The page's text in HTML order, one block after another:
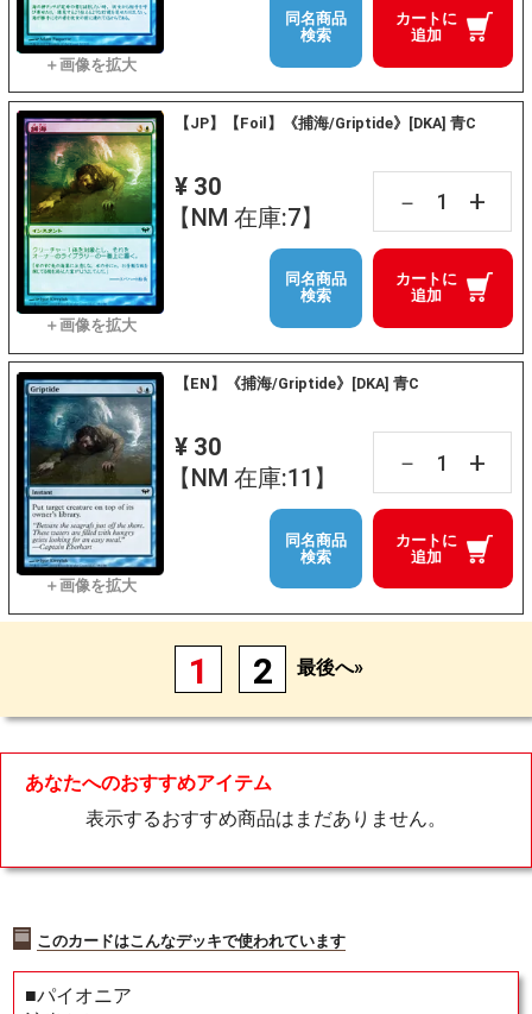
カートに
追加
同名商品
検索
【JP】【Foil】《捕海/Griptide》[DKA] 青C
¥ 30
【NM 在庫:7】
－ +
カートに
追加
同名商品
検索
【EN】《捕海/Griptide》[DKA] 青C
¥ 30
【NM 在庫:11】
－ +
カートに
追加
同名商品
検索
1 2 最後へ»
あなたへのおすすめアイテム
表示するおすすめ商品はまだありません。
このカードはこんなデッキで使われています
■パイオニア